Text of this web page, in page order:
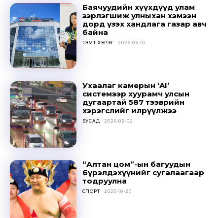
Баячуудийн хүүхдүүд улам
зэрлэгшиж улныхан хэмээн
дорд үзэх хандлага газар авч
байна
ГЭМТ ХЭРЭГ 2026-03-10
Ухаалаг камерын ‘AI’
системээр хуурамч улсын
дугаартай 587 тээврийн
хэрэгслийг илрүүлжээ
БУСАД 2026-02-02
“Алтан цом”-ын багуудын
бүрэлдэхүүнийг сугалаагаар
тодруулна
СПОРТ 2025-10-20